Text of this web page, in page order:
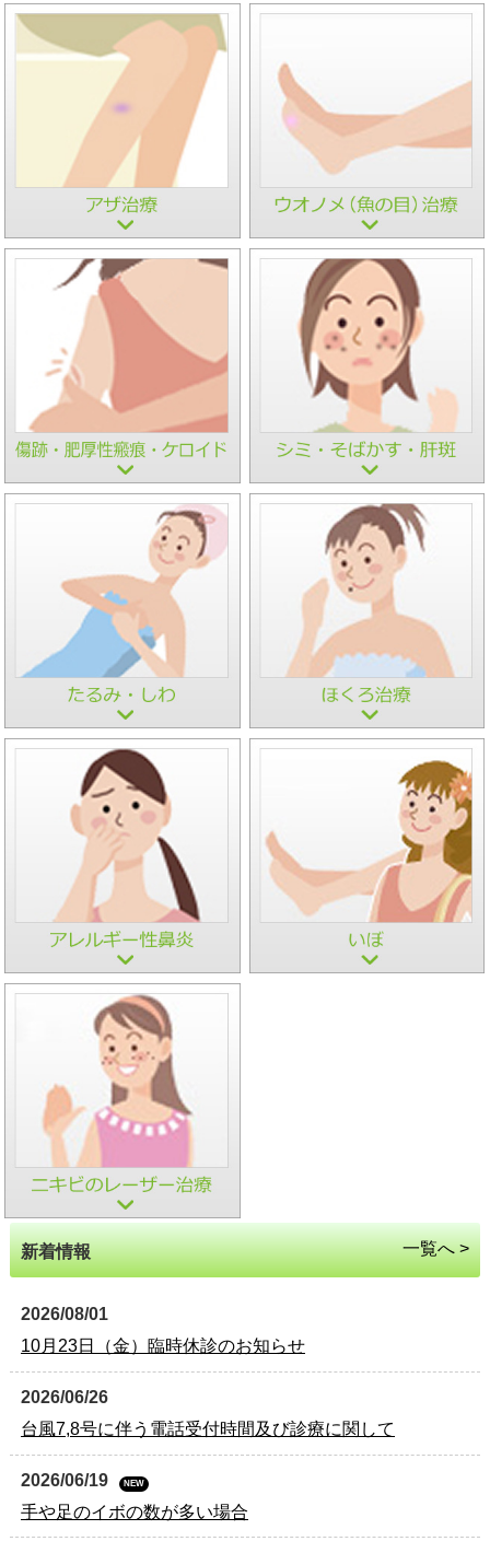
新着情報 一覧へ >
2026/08/01
10月23日（金）臨時休診のお知らせ
2026/06/26
台風7,8号に伴う電話受付時間及び診療に関して
2026/06/19 NEW
手や足のイボの数が多い場合